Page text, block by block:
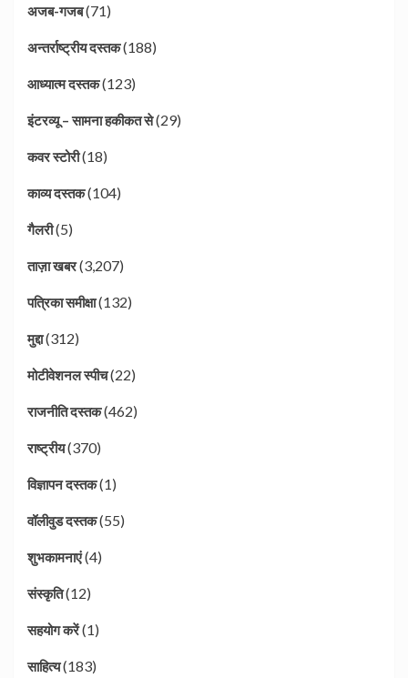
अजब-गजब(71)
अन्तर्राष्ट्रीय दस्तक(188)
आध्यात्म दस्तक(123)
इंटरव्यू – सामना हकीकत से(29)
कवर स्टोरी(18)
काव्य दस्तक(104)
गैलरी(5)
ताज़ा खबर(3,207)
पत्रिका समीक्षा(132)
मुद्दा(312)
मोटीवेशनल स्पीच(22)
राजनीति दस्तक(462)
राष्ट्रीय(370)
विज्ञापन दस्तक(1)
वॉलीवुड दस्तक(55)
शुभकामनाएं(4)
संस्कृति(12)
सहयोग करें(1)
साहित्य(183)